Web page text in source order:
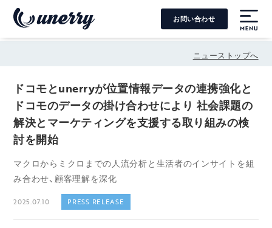
お問い合わせ
ニューストップへ
ドコモとunerryが位置情報データの連携強化と
ドコモのデータの掛け合わせにより 社会課題の
解決とマーケティングを支援する取り組みの検
討を開始
マクロからミクロまでの人流分析と生活者のインサイトを組
み合わせ、顧客理解を深化
2025.07.10 PRESS RELEASE